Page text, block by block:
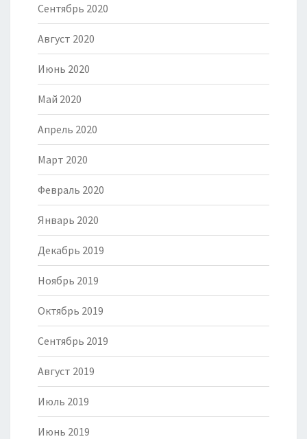
Сентябрь 2020
Август 2020
Июнь 2020
Май 2020
Апрель 2020
Март 2020
Февраль 2020
Январь 2020
Декабрь 2019
Ноябрь 2019
Октябрь 2019
Сентябрь 2019
Август 2019
Июль 2019
Июнь 2019